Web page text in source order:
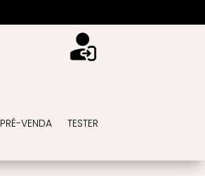
PRÉ-VENDA
TESTER